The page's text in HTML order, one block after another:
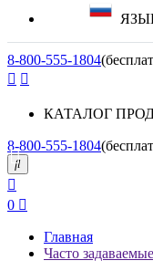
8-800-555-1804
КАТАЛОГ
8-800-555-1804
0
Главная
Часто